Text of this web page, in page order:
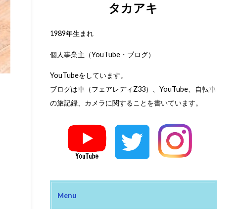
タカアキ
1989年生まれ
個人事業主（YouTube・ブログ）
YouTubeをしています。
ブログは車（フェアレディZ33）、YouTube、自転車
の旅記録、カメラに関することを書いています。
Menu